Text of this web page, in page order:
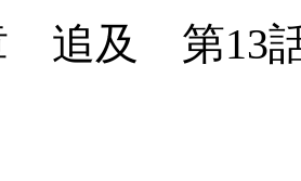
追及 第13